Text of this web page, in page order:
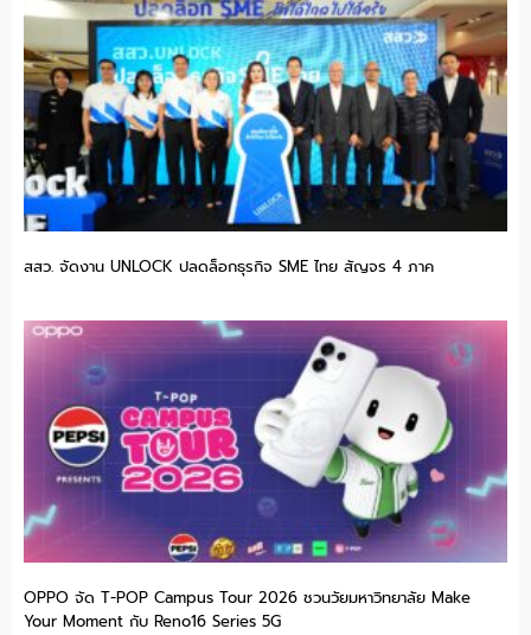
สสว. จัดงาน UNLOCK ปลดล็อกธุรกิจ SME ไทย สัญจร 4 ภาค
OPPO จัด T-POP Campus Tour 2026 ชวนวัยมหาวิทยาลัย Make
Your Moment กับ Reno16 Series 5G